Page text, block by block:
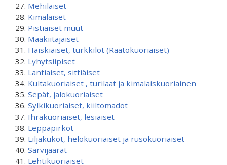
Mehiläiset
Kimalaiset
Pistiäiset muut
Maakiitäjäiset
Haiskiaiset, turkkilot (Raatokuoriaiset)
Lyhytsiipiset
Lantiaiset, sittiäiset
Kultakuoriaiset , turilaat ja kimalaiskuoriainen
Sepät, jalokuoriaiset
Sylkikuoriaiset, kiiltomadot
Ihrakuoriaiset, lesiäiset
Leppäpirkot
Liljakukot, helokuoriaiset ja rusokuoriaiset
Sarvijäärät
Lehtikuoriaiset